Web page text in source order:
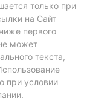
только при
на Сайт
первого
может
текста,
при условии